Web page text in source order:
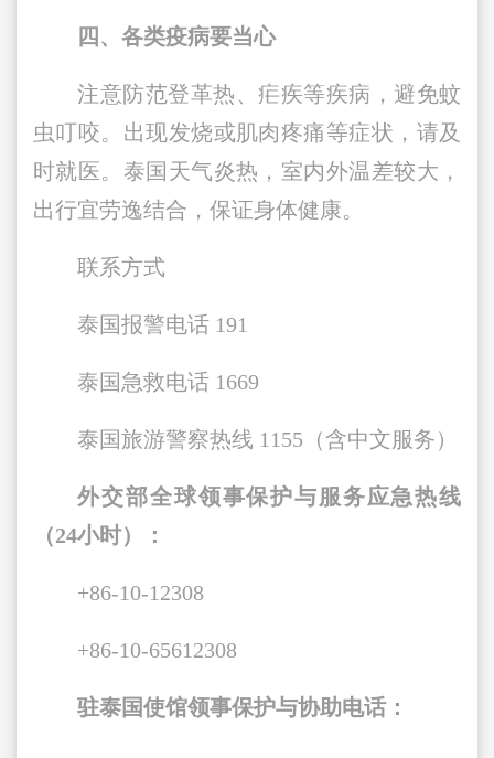
四、各类疫病要当心
注意防范登革热、疟疾等疾病，避免蚊
虫叮咬。出现发烧或肌肉疼痛等症状，请及
时就医。泰国天气炎热，室内外温差较大，
出行宜劳逸结合，保证身体健康。
联系方式
泰国报警电话 191
泰国急救电话 1669
泰国旅游警察热线 1155（含中文服务）
外交部全球领事保护与服务应急热线
（24小时）：
+86-10-12308
+86-10-65612308
驻泰国使馆领事保护与协助电话：